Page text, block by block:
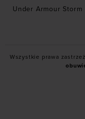
Under Armour Storm
Wszystkie prawa